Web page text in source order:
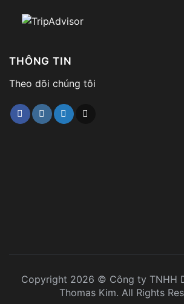
THÔNG TIN
Theo dõi chúng tôi
Copyright 2026 © Công ty TNHH
Thomas Kim. All Rights